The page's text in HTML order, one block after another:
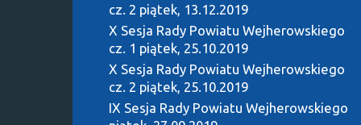
cz. 2 piątek, 13.12.2019
X Sesja Rady Powiatu Wejherowskiego
cz. 1 piątek, 25.10.2019
X Sesja Rady Powiatu Wejherowskiego
cz. 2 piątek, 25.10.2019
IX Sesja Rady Powiatu Wejherowskiego